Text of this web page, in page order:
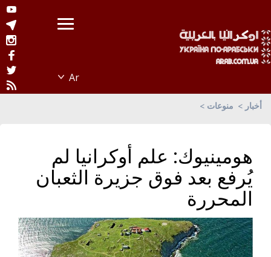
أخبار منوعات
هومينيوك: علم أوكرانيا لم
يُرفع بعد فوق جزيرة الثعبان
المحررة